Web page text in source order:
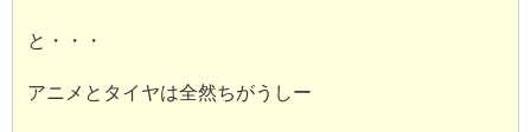
と・・・
アニメとタイヤは全然ちがうしー